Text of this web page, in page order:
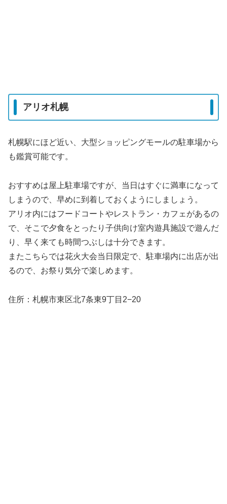
アリオ札幌
札幌駅にほど近い、大型ショッピングモールの駐車場から
も鑑賞可能です。
おすすめは屋上駐車場ですが、当日はすぐに満車になって
しまうので、早めに到着しておくようにしましょう。
アリオ内にはフードコートやレストラン・カフェがあるの
で、そこで夕食をとったり子供向け室内遊具施設で遊んだ
り、早く来ても時間つぶしは十分できます。
またこちらでは花火大会当日限定で、駐車場内に出店が出
るので、お祭り気分で楽しめます。
住所：札幌市東区北7条東9丁目2−20